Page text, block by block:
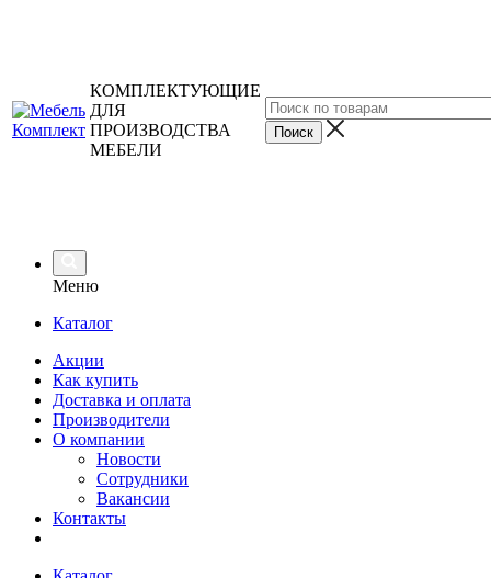
КОМПЛЕКТУЮЩИЕ
ДЛЯ
ПРОИЗВОДСТВА
МЕБЕЛИ
Меню
Каталог
Акции
Как купить
Доставка и оплата
Производители
О компании
Новости
Сотрудники
Вакансии
Контакты